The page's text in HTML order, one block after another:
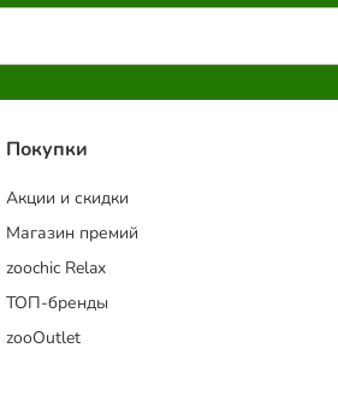
Покупки
Акции и скидки
Магазин премий
zoochic Relax
ТОП-бренды
zooOutlet